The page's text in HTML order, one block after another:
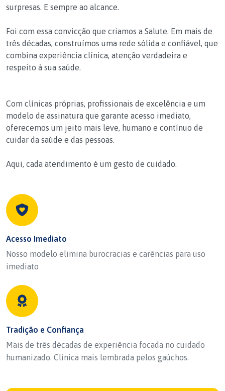
surpresas. E sempre ao alcance.
Foi com essa convicção que criamos a Salute. Em mais de
três décadas, construímos uma rede sólida e confiável, que
combina experiência clínica, atenção verdadeira e
respeito à sua saúde.
Com clínicas próprias, profissionais de excelência e um
modelo de assinatura que garante acesso imediato,
oferecemos um jeito mais leve, humano e contínuo de
cuidar da saúde e das pessoas.
Aqui, cada atendimento é um gesto de cuidado.
Acesso Imediato
Nosso modelo elimina burocracias e carências para uso
imediato
Tradição e Confiança
Mais de três décadas de experiência focada no cuidado
humanizado. Clínica mais lembrada pelos gaúchos.